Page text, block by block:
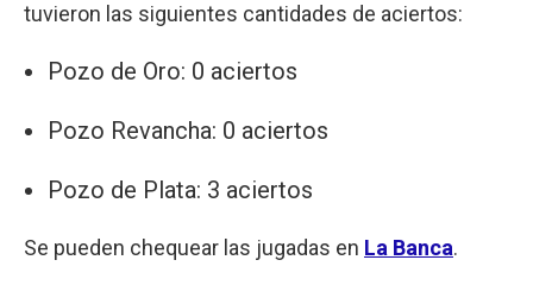
tuvieron las siguientes cantidades de aciertos:
Pozo de Oro: 0 aciertos
Pozo Revancha: 0 aciertos
Pozo de Plata: 3 aciertos
Se pueden chequear las jugadas en La Banca.